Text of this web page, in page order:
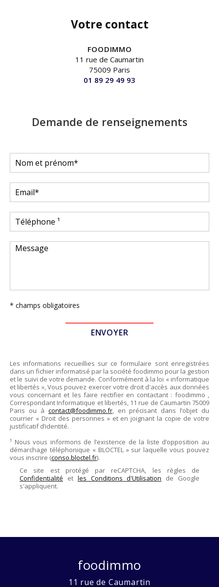
Votre contact
FOODIMMO
11 rue de Caumartin
75009 Paris
01 89 29 49 93
Demande de renseignements
* champs obligatoires
Les informations recueillies sur ce formulaire sont enregistrées
dans un fichier informatisé par la société foodimmo pour la gestion
et le suivi de votre demande. Conformément à la loi « informatique
et libertés », Vous pouvez exercer votre droit d'accès aux données
vous concernant et les faire rectifier en contactant : foodimmo ,
Correspondant Informatique et libertés, 11 rue de Caumartin 75009
Paris ou à contact@foodimmo.fr, en précisant dans l’objet du
courrier « Droit des personnes » et en joignant la copie de votre
justificatif d’identité.
¹ Nous vous informons de l’existence de la liste d’opposition au
démarchage téléphonique « BLOCTEL » sur laquelle vous pouvez
vous inscrire (conso.bloctel.fr).
Ce site est protégé par reCAPTCHA, les règles de
Confidentialité et les Conditions d'Utilisation de Google
s'appliquent.
foodimmo
11 rue de Caumartin